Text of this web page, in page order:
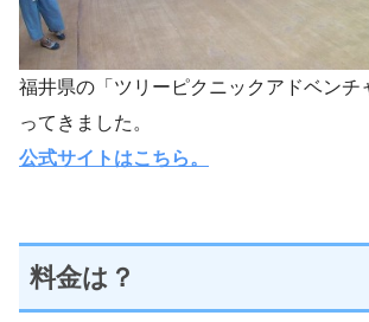
福井県の「ツリーピクニックアドベンチ
ってきました。
公式サイトはこちら。
料金は？